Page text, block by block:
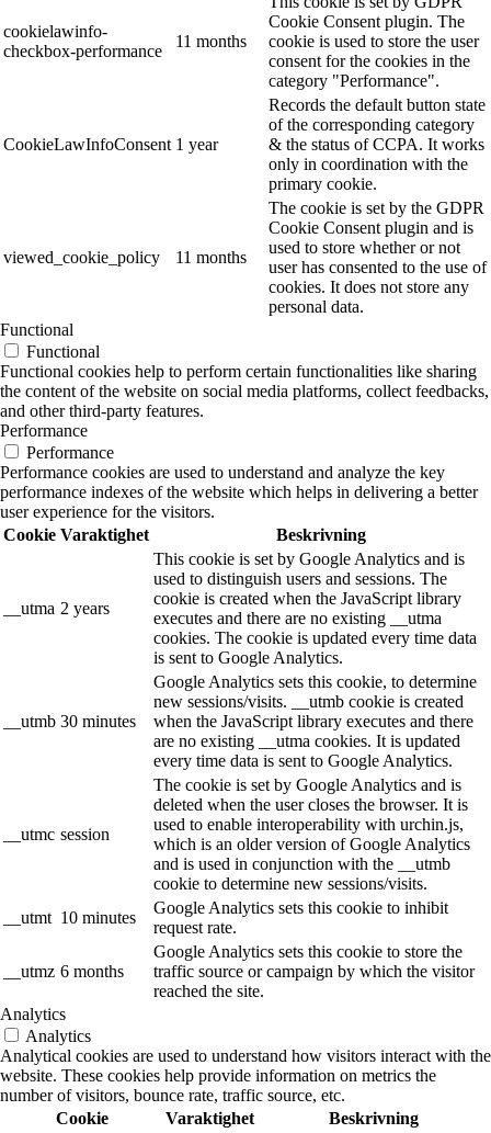
cookielawinfo-
checkbox-performance
11 months
Cookie Consent plugin. The
cookie is used to store the user
consent for the cookies in the
category "Performance".
CookieLawInfoConsent 1 year
Records the default button state
of the corresponding category
& the status of CCPA. It works
only in coordination with the
primary cookie.
viewed_cookie_policy 11 months
The cookie is set by the GDPR
Cookie Consent plugin and is
used to store whether or not
user has consented to the use of
cookies. It does not store any
personal data.
Functional
Functional
Functional cookies help to perform certain functionalities like sharing
the content of the website on social media platforms, collect feedbacks,
and other third-party features.
Performance
Performance
Performance cookies are used to understand and analyze the key
performance indexes of the website which helps in delivering a better
user experience for the visitors.
Cookie Varaktighet Beskrivning
__utma 2 years
This cookie is set by Google Analytics and is
used to distinguish users and sessions. The
cookie is created when the JavaScript library
executes and there are no existing __utma
cookies. The cookie is updated every time data
is sent to Google Analytics.
__utmb 30 minutes
Google Analytics sets this cookie, to determine
new sessions/visits. __utmb cookie is created
when the JavaScript library executes and there
are no existing __utma cookies. It is updated
every time data is sent to Google Analytics.
__utmc session
The cookie is set by Google Analytics and is
deleted when the user closes the browser. It is
used to enable interoperability with urchin.js,
which is an older version of Google Analytics
and is used in conjunction with the __utmb
cookie to determine new sessions/visits.
__utmt 10 minutes
Google Analytics sets this cookie to inhibit
request rate.
__utmz 6 months
Google Analytics sets this cookie to store the
traffic source or campaign by which the visitor
reached the site.
Analytics
Analytics
Analytical cookies are used to understand how visitors interact with the
website. These cookies help provide information on metrics the
number of visitors, bounce rate, traffic source, etc.
Cookie
Varaktighet Beskrivning